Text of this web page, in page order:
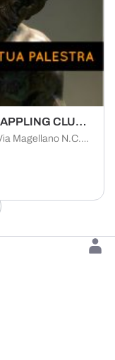
RIO GRAPPLING CLUB FIRENZE
Firenze-Via Magellano N.C. 11, 50127 Firenze FI, Italy